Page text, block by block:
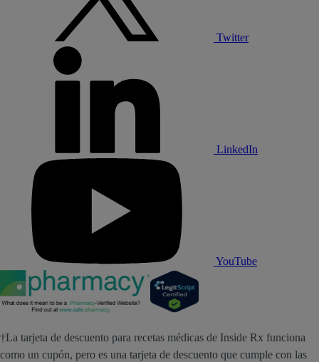
Twitter
LinkedIn
YouTube
†La tarjeta de descuento para recetas médicas de Inside Rx funciona
como un cupón, pero es una tarjeta de descuento que cumple con las